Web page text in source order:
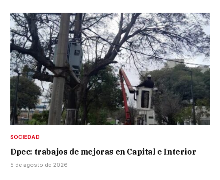
SOCIEDAD
Dpec: trabajos de mejoras en Capital e Interior
5 de agosto de 2026